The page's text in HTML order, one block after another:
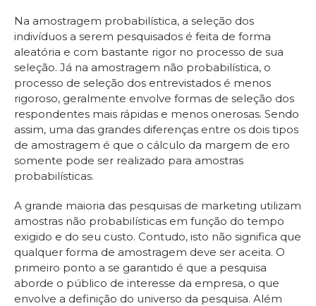
Na amostragem probabilística, a seleção dos
indivíduos a serem pesquisados é feita de forma
aleatória e com bastante rigor no processo de sua
seleção. Já na amostragem não probabilística, o
processo de seleção dos entrevistados é menos
rigoroso, geralmente envolve formas de seleção dos
respondentes mais rápidas e menos onerosas. Sendo
assim, uma das grandes diferenças entre os dois tipos
de amostragem é que o cálculo da margem de ero
somente pode ser realizado para amostras
probabilísticas.
A grande maioria das pesquisas de marketing utilizam
amostras não probabilísticas em função do tempo
exigido e do seu custo. Contudo, isto não significa que
qualquer forma de amostragem deve ser aceita. O
primeiro ponto a se garantido é que a pesquisa
aborde o público de interesse da empresa, o que
envolve a definição do universo da pesquisa. Além